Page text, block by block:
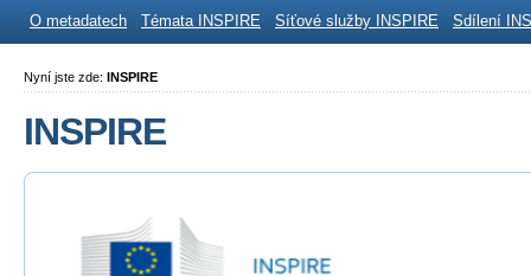
O metadatech Témata INSPIRE Síťové služby INSPIRE Sdílení
Nyní jste zde: INSPIRE
INSPIRE